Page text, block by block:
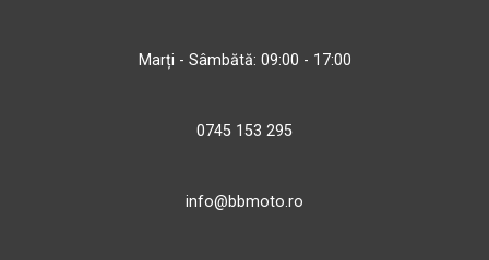
Marți - Sâmbătă: 09:00 - 17:00
0745 153 295
info@bbmoto.ro